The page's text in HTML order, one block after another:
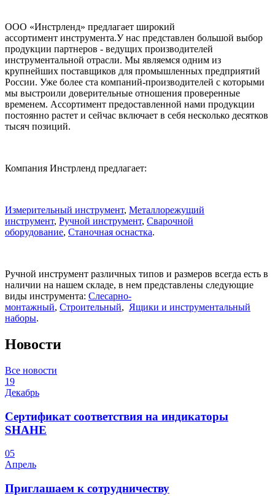
ООО «Инстрленд» предлагает широкий
ассортимент инструмента.У нас представлен большой выбор
продукции партнеров - ведущих производителей
инструментальной отрасли. Мы являемся одним из
крупнейших поставщиков для промышленных предприятий
России. Уже более ста компаний-производителей с которыми
мы выстроили доверительные отношения проверенные
временем. Ассортимент предоставленной нами продукции
постоянно растет и сейчас включает в себя несколько десятков
тысяч позиций.
Компания Инстрленд предлагает:
Измерительный инструмент, Металлорежущий
инструмент, Ручной инструмент, Сварочной
оборудование, Станочная оснастка.
Ручной инструмент различных типов и размеров всегда есть в
наличии на нашем складе, в нем представлены следующие
виды инструмента: Слесарно-
монтажный, Строительный, Ящики и инструментальный
наборы.
Новости
Все новости
19
Декабрь
Сертификат соответствия на индикаторы
SHAHE
05
Апрель
Приглашаем к сотрудничеству